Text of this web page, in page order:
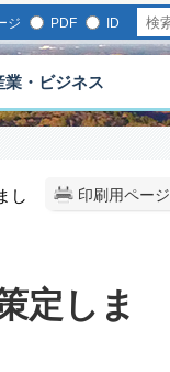
ジ PDF ID
業・ビジネス
印刷用ページ
し
定しま